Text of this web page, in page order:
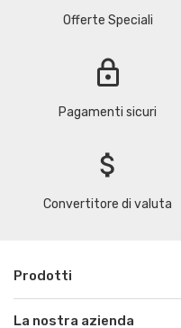
Offerte Speciali
lock
Pagamenti sicuri
attach_money
Convertitore di valuta
Prodotti
La nostra azienda